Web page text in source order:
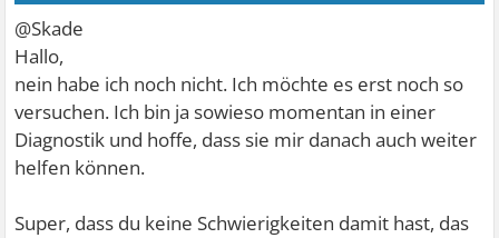
@Skade
Hallo,
nein habe ich noch nicht. Ich möchte es erst noch so
versuchen. Ich bin ja sowieso momentan in einer
Diagnostik und hoffe, dass sie mir danach auch weiter
helfen können.
Super, dass du keine Schwierigkeiten damit hast, das